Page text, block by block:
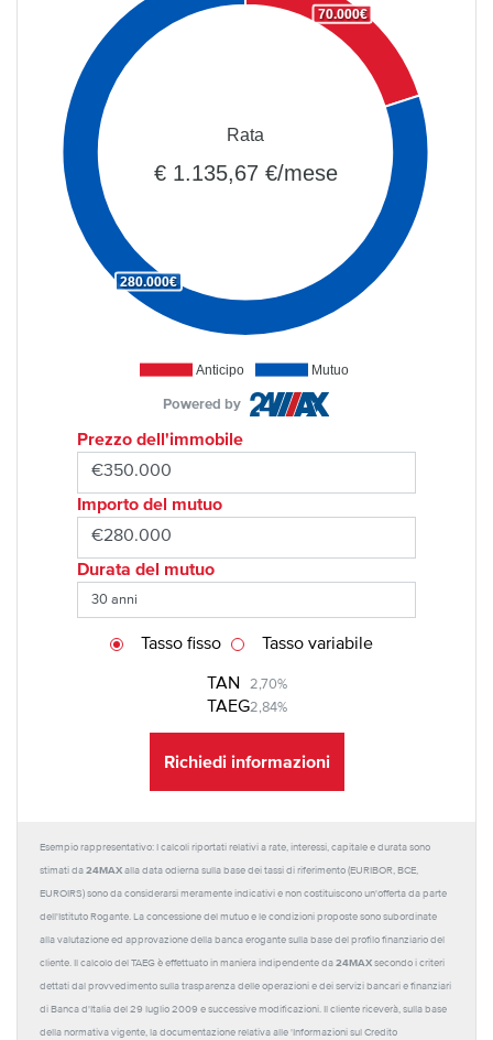
Anticipo Mutuo
70.000€
280.000€
Rata
€ 1.135,67 €/mese
Powered by
Prezzo dell'immobile
Importo del mutuo
Durata del mutuo
TAN 2,70%
TAEG2,84%
Tasso fisso Tasso variabile
Richiedi informazioni
Esempio rappresentativo: I calcoli riportati relativi a rate, interessi, capitale e durata sono
stimati da 24MAX alla data odierna sulla base dei tassi di riferimento (EURIBOR, BCE,
EUROIRS) sono da considerarsi meramente indicativi e non costituiscono un'offerta da parte
dell'Istituto Rogante. La concessione del mutuo e le condizioni proposte sono subordinate
alla valutazione ed approvazione della banca erogante sulla base del profilo finanziario del
cliente. Il calcolo del TAEG è effettuato in maniera indipendente da 24MAX secondo i criteri
dettati dal provvedimento sulla trasparenza delle operazioni e dei servizi bancari e finanziari
di Banca d'Italia del 29 luglio 2009 e successive modificazioni. Il cliente riceverà, sulla base
della normativa vigente, la documentazione relativa alle 'Informazioni sul Credito